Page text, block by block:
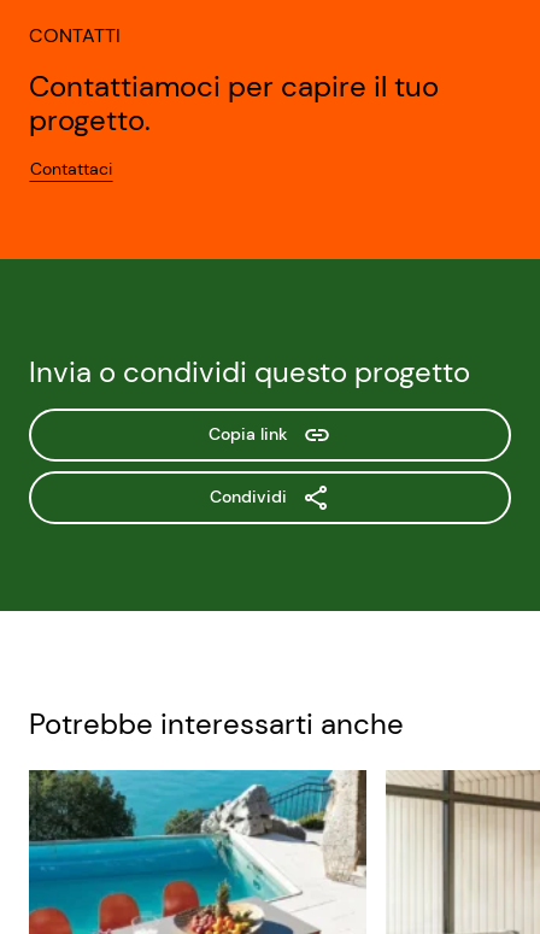
CONTATTI
Contattiamoci per capire il tuo
progetto.
Contattaci
Invia o condividi questo progetto
Copia link
Condividi
Potrebbe interessarti anche